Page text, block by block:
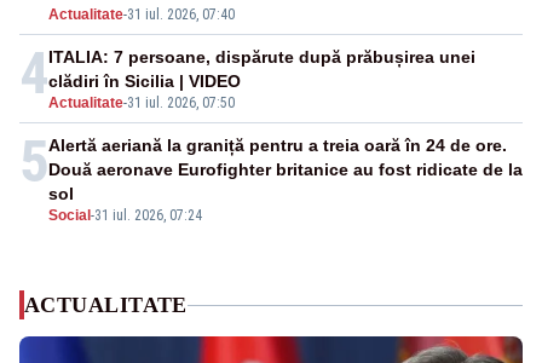
Actualitate-31 iul. 2026, 07:40
4Actualitate-31 iul. 2026, 07:50
ITALIA: 7 persoane, dispărute după prăbușirea unei
clădiri în Sicilia | VIDEO
5
Social -31 iul. 2026, 07:24
Alertă aeriană la graniță pentru a treia oară în 24 de ore.
Două aeronave Eurofighter britanice au fost ridicate de la
sol
ACTUALITATE